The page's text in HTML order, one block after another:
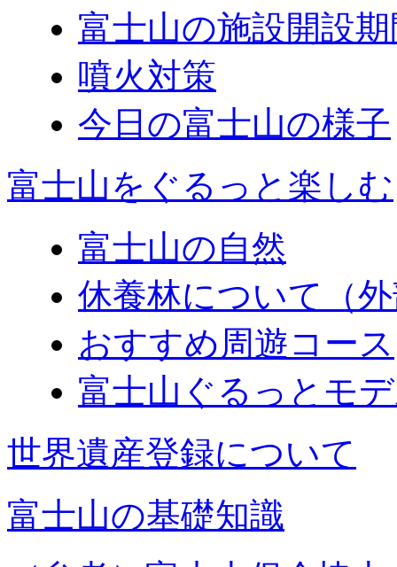
富士山の施設開設
噴火対策
今日の富士山の様子
富士山をぐるっと楽しむ
富士山の自然
休養林について（
おすすめ周遊コース
富士山ぐるっとモ
世界遺産登録について
富士山の基礎知識